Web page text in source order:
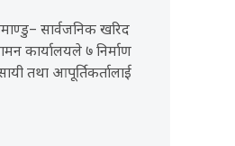
सार्वजनिक खरिद
कार्यालयले ७ निर्माण
तथा आपूर्तिकर्तालाई